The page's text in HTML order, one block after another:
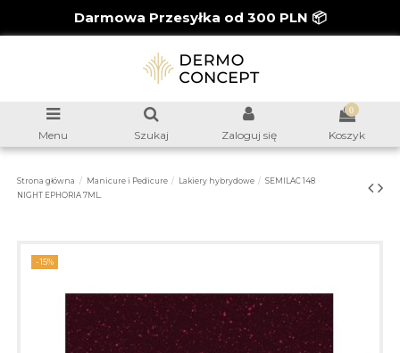
Darmowa Przesyłka od 300 PLN 📦
Menu Szukaj Zaloguj się
0
Koszyk
Strona główna Manicure i Pedicure Lakiery hybrydowe
SEMILAC 148
NIGHT EPHORIA 7ML.
-15%